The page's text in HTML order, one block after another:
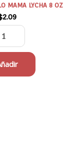
MAMA LYCHA 8 OZ
2.09